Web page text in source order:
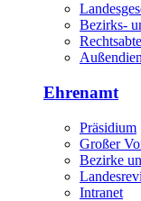
Bezirks-
Ehrenamt
Präsidium
Großer
Bezirke
Intranet